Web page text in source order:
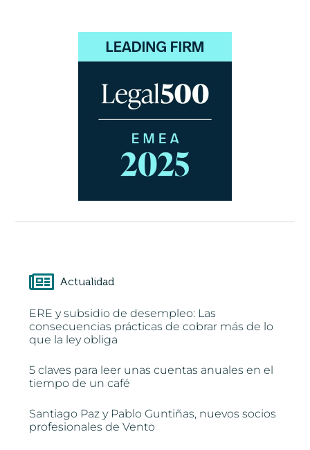
Actualidad
ERE y subsidio de desempleo: Las
consecuencias prácticas de cobrar más de lo
que la ley obliga
5 claves para leer unas cuentas anuales en el
tiempo de un café
Santiago Paz y Pablo Guntiñas, nuevos socios
profesionales de Vento